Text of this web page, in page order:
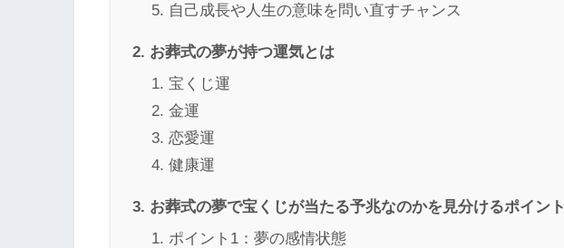
自己成長や人生の意味を問い直すチャンス
お葬式の夢が持つ運気とは
宝くじ運
金運
恋愛運
健康運
お葬式の夢で宝くじが当たる予兆なのかを見分けるポイント
ポイント1：夢の感情状態